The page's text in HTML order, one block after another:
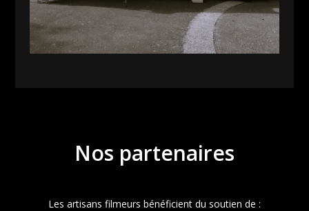
Nos partenaires
Les artisans filmeurs bénéficient du soutien de :